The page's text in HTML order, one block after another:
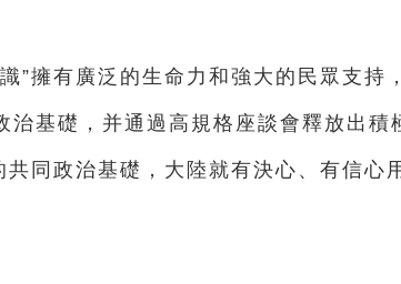
擁有廣泛的生命力和強大的民眾支持
治基礎，并通過高規格座談會釋放出積
共同政治基礎，大陸就有決心、有信心